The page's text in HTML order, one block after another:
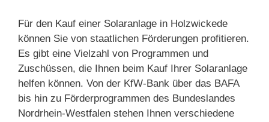
Für den Kauf einer Solaranlage in Holzwickede
können Sie von staatlichen Förderungen profitieren.
Es gibt eine Vielzahl von Programmen und
Zuschüssen, die Ihnen beim Kauf Ihrer Solaranlage
helfen können. Von der KfW-Bank über das BAFA
bis hin zu Förderprogrammen des Bundeslandes
Nordrhein-Westfalen stehen Ihnen verschiedene